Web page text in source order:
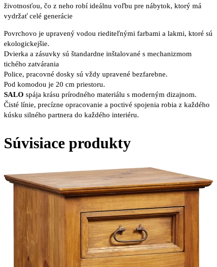
životnosťou, čo z neho robí ideálnu voľbu pre nábytok, ktorý má
vydržať celé generácie
Povrchovo je upravený vodou riediteľnými farbami a lakmi, ktoré sú
ekologickejšie.
Dvierka a zásuvky sú štandardne inštalované s mechanizmom
tichého zatvárania
Police, pracovné dosky sú vždy upravené bezfarebne.
Pod komodou je 20 cm priestoru.
SALO spája krásu prírodného materiálu s moderným dizajnom.
Čisté línie, precízne opracovanie a poctivé spojenia robia z každého
kúsku silného partnera do každého interiéru.
Súvisiace produkty